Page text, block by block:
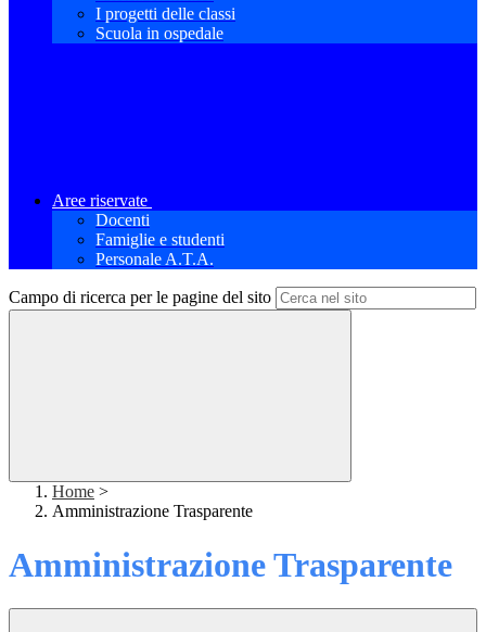
I progetti delle classi
Scuola in ospedale
Aree riservate
Docenti
Famiglie e studenti
Personale A.T.A.
Campo di ricerca per le pagine del sito
Home >
Amministrazione Trasparente
Amministrazione Trasparente